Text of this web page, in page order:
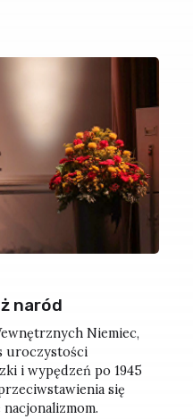
tu od niemal 200 lat.
naród
Niemiec,
uroczystości
i wypędzeń po 1945
się